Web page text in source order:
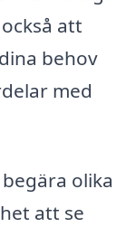
att
behov
med
olika
att se